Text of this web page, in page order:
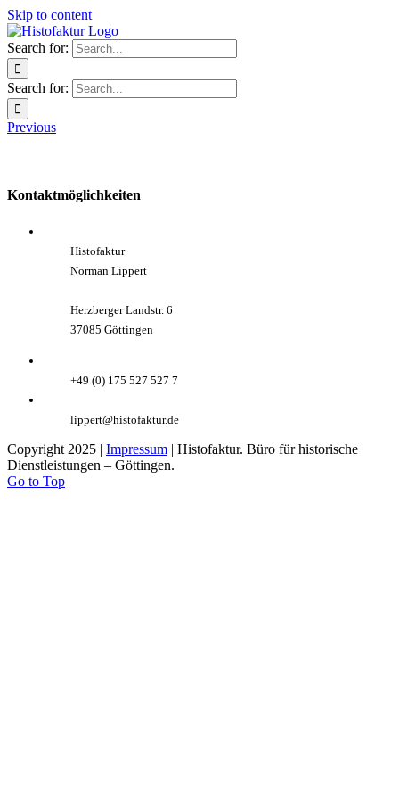
Skip to content
Search for:
Search for:
Previous
Kontaktmöglichkeiten
Histofaktur
Norman Lippert
Herzberger Landstr. 6
37085 Göttingen
+49 (0) 175 527 527 7
lippert@histofaktur.de
Copyright 2025 | Impressum | Histofaktur. Büro für historische
Dienstleistungen – Göttingen.
Go to Top